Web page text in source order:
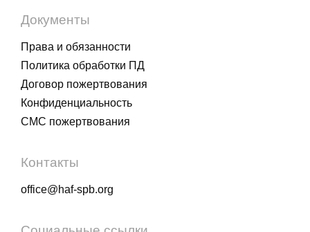
Документы
Права и обязанности
Политика обработки ПД
Договор пожертвования
Конфиденциальность
СМС пожертвования
Контакты
office@haf-spb.org